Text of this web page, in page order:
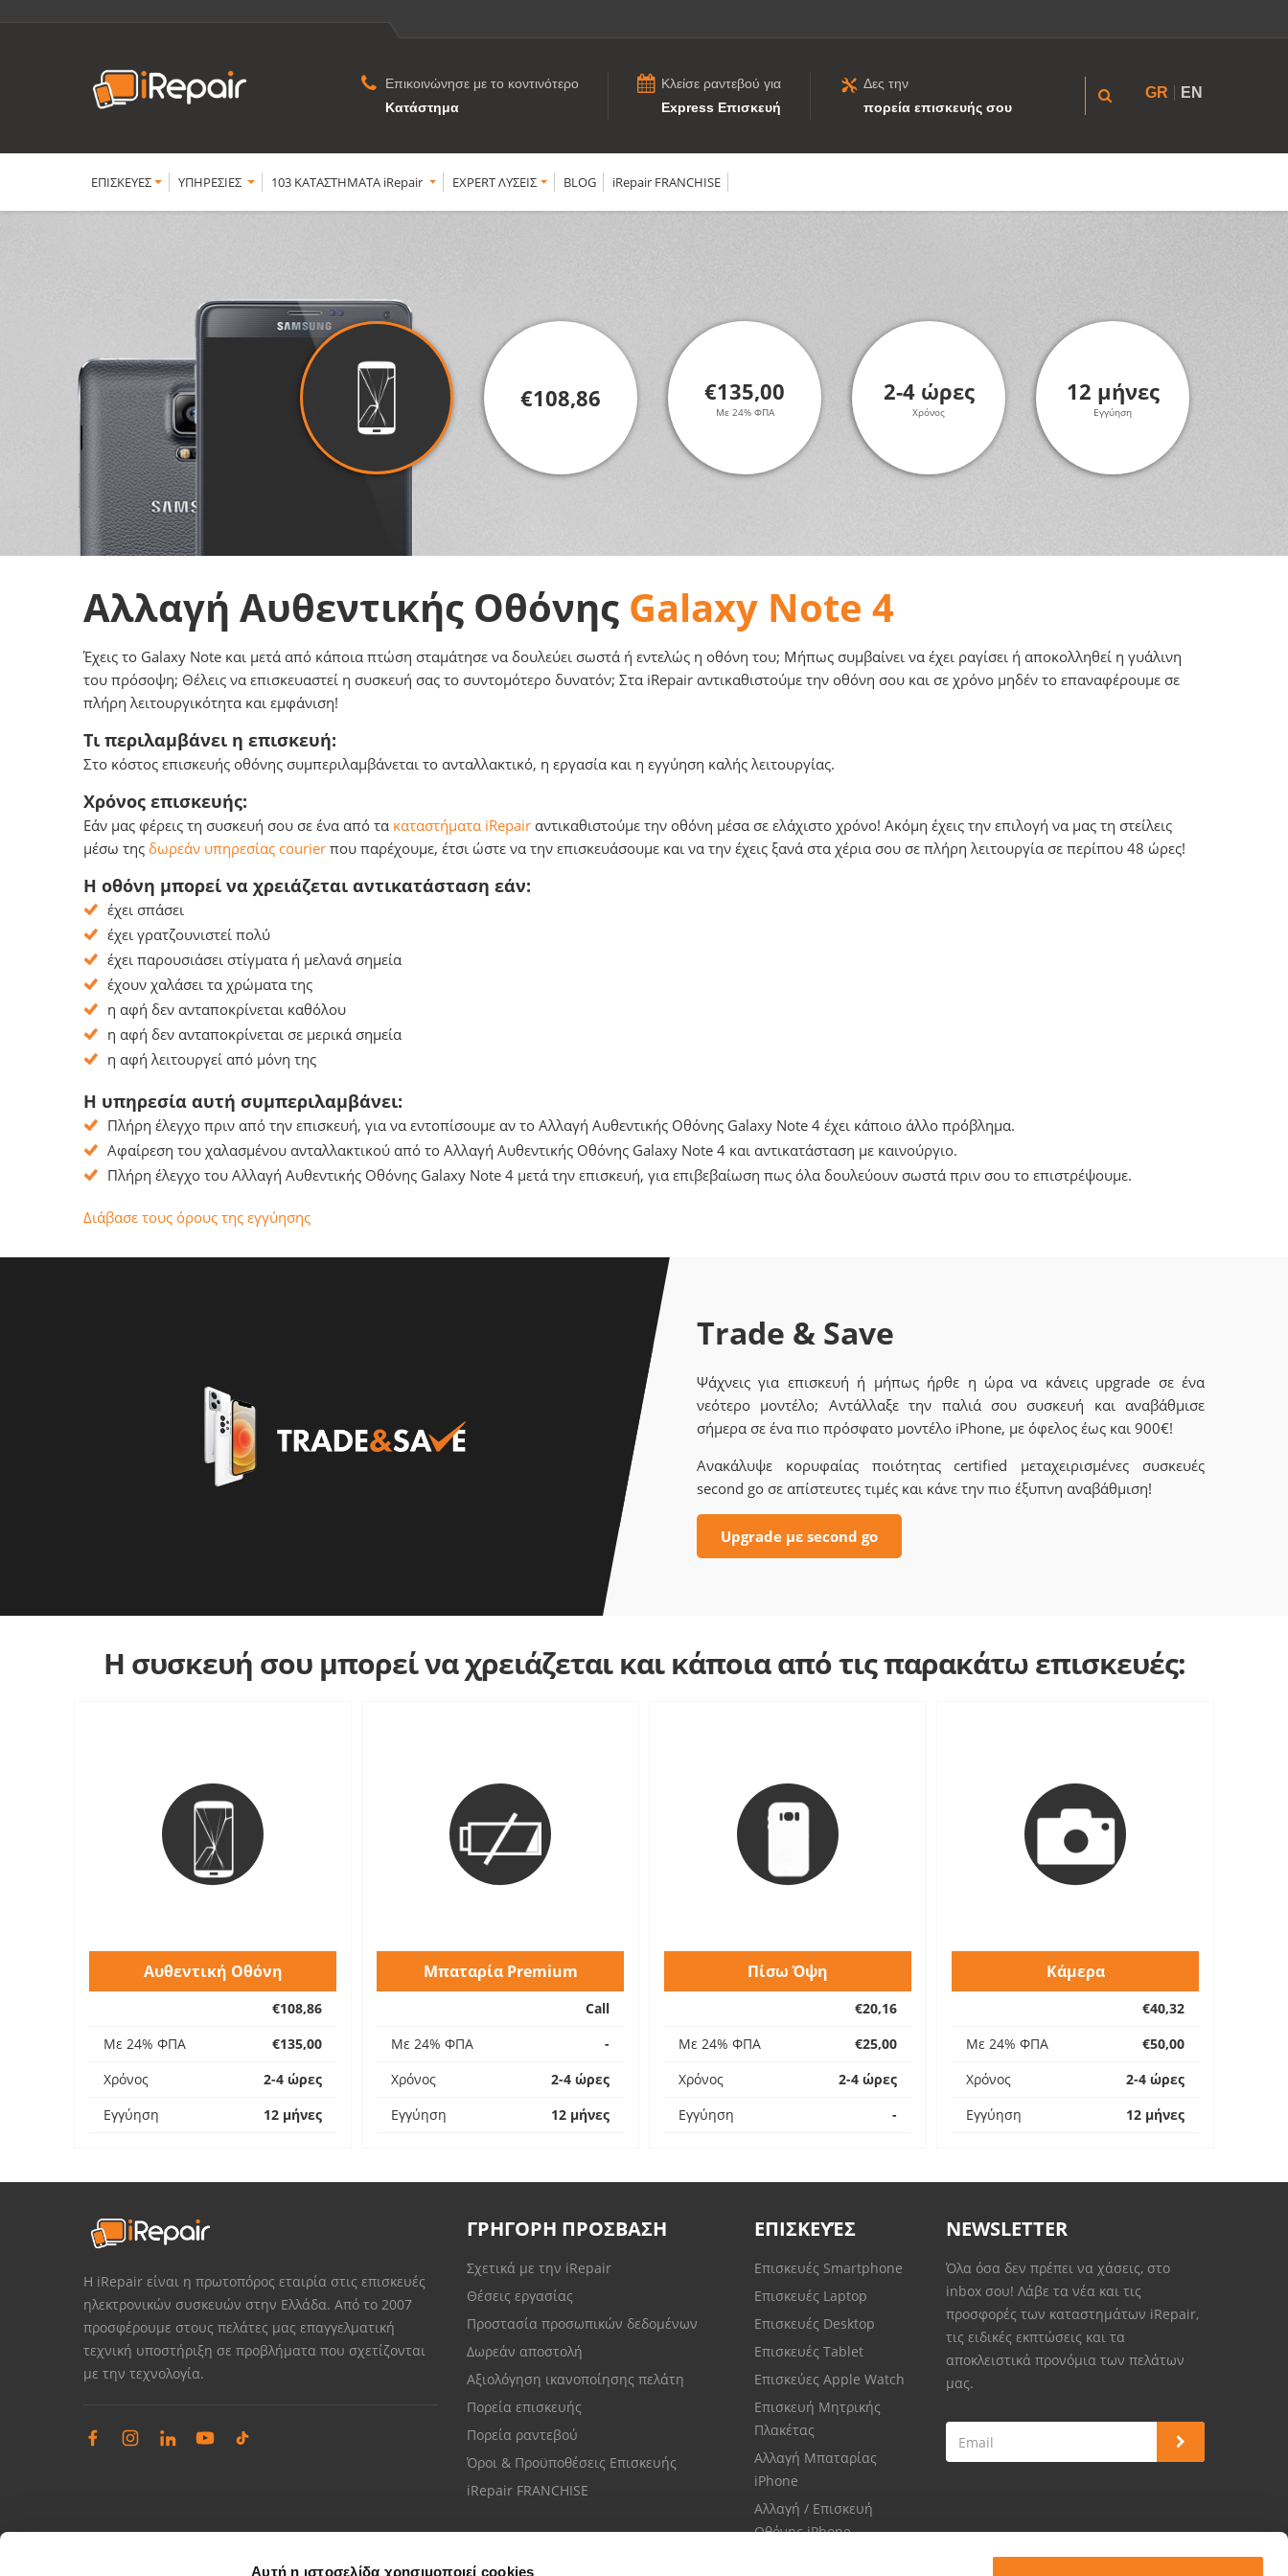
Αυτή η ιστοσελίδα χρησιμοποιεί cookies
Επικοινώνησε με το κοντινότερο
Κατάστημα
Κλείσε ραντεβού για
Express Επισκευή
Δες την
πορεία επισκευής σου
GR EN
ΕΠΙΣΚΕΥΕΣ YΠΗΡΕΣΙΕΣ 103 ΚΑΤΑΣΤΗΜΑΤΑ iRepair EXPERT ΛΥΣΕΙΣ BLOG iRepair FRANCHISE
€108,86 €135,00
Με 24% ΦΠΑ
2-4 ώρες
Χρόνος
12 μήνες
Εγγύηση
Αλλαγή Αυθεντικής Οθόνης Galaxy Note 4
Έχεις το Galaxy Note και μετά από κάποια πτώση σταμάτησε να δουλεύει σωστά ή εντελώς η οθόνη του; Μήπως συμβαίνει να έχει ραγίσει ή αποκολληθεί η γυάλινη
του πρόσοψη; Θέλεις να επισκευαστεί η συσκευή σας το συντομότερο δυνατόν; Στα iRepair αντικαθιστούμε την οθόνη σου και σε χρόνο μηδέν το επαναφέρουμε σε
πλήρη λειτουργικότητα και εμφάνιση!
Τι περιλαμβάνει η επισκευή:
Στο κόστος επισκευής οθόνης συμπεριλαμβάνεται το ανταλλακτικό, η εργασία και η εγγύηση καλής λειτουργίας.
Χρόνος επισκευής:
Εάν μας φέρεις τη συσκευή σου σε ένα από τα καταστήματα iRepair αντικαθιστούμε την οθόνη μέσα σε ελάχιστο χρόνο! Ακόμη έχεις την επιλογή να μας τη στείλεις
μέσω της δωρεάν υπηρεσίας courier που παρέχουμε, έτσι ώστε να την επισκευάσουμε και να την έχεις ξανά στα χέρια σου σε πλήρη λειτουργία σε περίπου 48 ώρες!
Η οθόνη μπορεί να χρειάζεται αντικατάσταση εάν:
έχει σπάσει
έχει γρατζουνιστεί πολύ
έχει παρουσιάσει στίγματα ή μελανά σημεία
έχουν χαλάσει τα χρώματα της
η αφή δεν ανταποκρίνεται καθόλου
η αφή δεν ανταποκρίνεται σε μερικά σημεία
η αφή λειτουργεί από μόνη της
Η υπηρεσία αυτή συμπεριλαμβάνει:
Πλήρη έλεγχο πριν από την επισκευή, για να εντοπίσουμε αν το Αλλαγή Αυθεντικής Οθόνης Galaxy Note 4 έχει κάποιο άλλο πρόβλημα.
Αφαίρεση του χαλασμένου ανταλλακτικού από το Αλλαγή Αυθεντικής Οθόνης Galaxy Note 4 και αντικατάσταση με καινούργιο.
Πλήρη έλεγχο του Αλλαγή Αυθεντικής Οθόνης Galaxy Note 4 μετά την επισκευή, για επιβεβαίωση πως όλα δουλεύουν σωστά πριν σου το επιστρέψουμε.
Διάβασε τους όρους της εγγύησης
Trade & Save
Ψάχνεις για επισκευή ή μήπως ήρθε η ώρα να κάνεις upgrade σε ένα
νεότερο μοντέλο; Αντάλλαξε την παλιά σου συσκευή και αναβάθμισε
σήμερα σε ένα πιο πρόσφατο μοντέλο iPhone, με όφελος έως και 900€!
Ανακάλυψε κορυφαίας ποιότητας certified μεταχειρισμένες συσκευές
second go σε απίστευτες τιμές και κάνε την πιο έξυπνη αναβάθμιση!
Upgrade με second go
Η συσκευή σου μπορεί να χρειάζεται και κάποια από τις παρακάτω επισκευές:
Αυθεντική Οθόνη
€108,86
Με 24% ΦΠΑ
€135,00
Χρόνος
2-4 ώρες
Εγγύηση
12 μήνες
Μπαταρία Premium
Call
Με 24% ΦΠΑ
-
Χρόνος
2-4 ώρες
Εγγύηση
12 μήνες
Πίσω Όψη
€20,16
Με 24% ΦΠΑ
€25,00
Χρόνος
2-4 ώρες
Εγγύηση
-
Κάμερα
€40,32
Με 24% ΦΠΑ
€50,00
Χρόνος
2-4 ώρες
Εγγύηση
12 μήνες
Η iRepair είναι η πρωτοπόρος εταιρία στις επισκευές
ηλεκτρονικών συσκευών στην Ελλάδα. Από το 2007
προσφέρουμε στους πελάτες μας επαγγελματική
τεχνική υποστήριξη σε προβλήματα που σχετίζονται
με την τεχνολογία.
ΓΡΗΓΟΡΗ ΠΡΟΣΒΑΣΗ
Σχετικά με την iRepair
Θέσεις εργασίας
Προστασία προσωπικών δεδομένων
Δωρεάν αποστολή
Αξιολόγηση ικανοποίησης πελάτη
Πορεία επισκευής
Πορεία ραντεβού
Όροι & Προϋποθέσεις Επισκευής
iRepair FRANCHISE
ΕΠΙΣΚΕΥΈΣ
Επισκευές Smartphone
Επισκευές Laptop
Επισκευές Desktop
Επισκευές Tablet
Επισκεύες Apple Watch
Επισκευή Μητρικής
Πλακέτας
Αλλαγή Μπαταρίας
iPhone
Αλλαγή / Επισκευή
Οθόνης iPhone
NEWSLETTER
Όλα όσα δεν πρέπει να χάσεις, στο
inbox σου! Λάβε τα νέα και τις
προσφορές των καταστημάτων iRepair,
τις ειδικές εκπτώσεις και τα
αποκλειστικά προνόμια των πελάτων
μας.